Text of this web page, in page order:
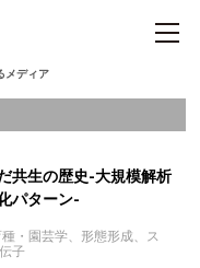
ディア
共生の歴史-大規模解析
パターン-
・園芸学、形態形成、ス
子